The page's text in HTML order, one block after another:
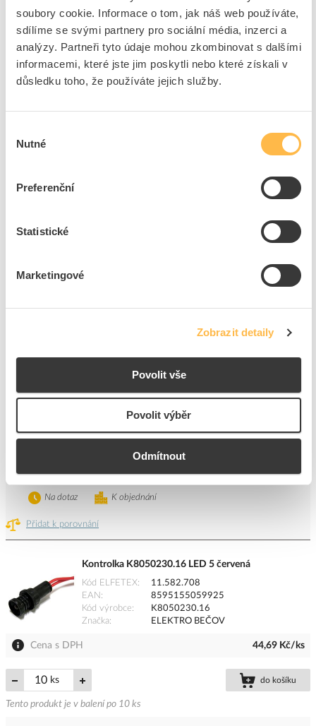
soubory cookie. Informace o tom, jak náš web používáte,
sdílíme se svými partnery pro sociální média, inzerci a
analýzy. Partneři tyto údaje mohou zkombinovat s dalšími
informacemi, které jste jim poskytli nebo které získali v
důsledku toho, že používáte jejich služby.
souhlasu
Nutné
Preferenční
Statistické
Marketingové
Zobrazit detaily
Povolit vše
Povolit výběr
Odmítnout
Přidat k porovnání
Na dotaz
Kontrolka K8050230.26 LED 5 žlutá
Tento produkt je v balení po 10 ks
Kontrolka K8050230.25 LED 5 zelená
EAN
8595155059949
K8050230.25
Přidat k porovnání
K objednání
Na dotaz
Kontrolka K8050230.16 LED 5 červená
Kód ELFETEX
11.582.708
EAN
8595155059925
Kód výrobce
K8050230.16
Značka
ELEKTRO BEČOV
Cena s DPH 44,69 Kč/ks
ks do košíku
Tento produkt je v balení po 10 ks